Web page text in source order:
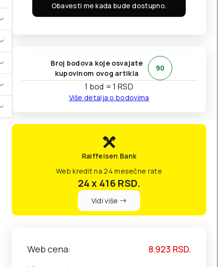
Obavesti me kada bude dostupno.
Broj bodova koje osvajate
kupovinom ovog artikla
90
1 bod = 1 RSD
Više detalja o bodovima
Raiffeisen Bank
Web kredit na 24 mesečne rate
24 x 416 RSD.
Vidi više
Web cena: 8.923 RSD.